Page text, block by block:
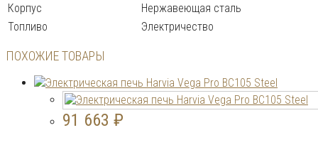
Корпус
Нержавеющая сталь
Топливо
Электричество
ПОХОЖИЕ ТОВАРЫ
91 663 ₽